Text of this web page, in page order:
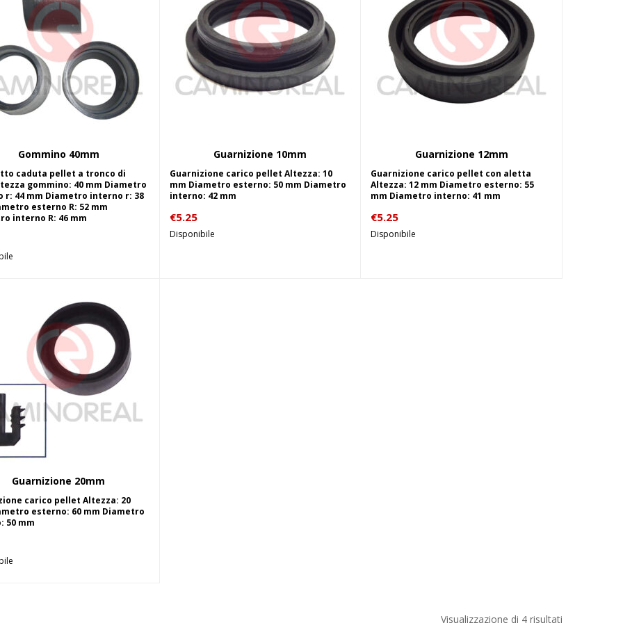
Aggiungi al carrello
Gommino 40mm
caduta pellet a tronco di
gommino: 40 mm Diametro
r: 44 mm Diametro interno r: 38
esterno R: 52 mm
interno R: 46 mm
Aggiungi al carrello
Guarnizione 10mm
Guarnizione carico pellet Altezza: 10
mm Diametro esterno: 50 mm Diametro
interno: 42 mm
€5.25
Disponibile
Aggiungi al carrello
Guarnizione 12mm
Guarnizione carico pellet con aletta
Altezza: 12 mm Diametro esterno: 55
mm Diametro interno: 41 mm
€5.25
Disponibile
Aggiungi al carrello
Guarnizione 20mm
carico pellet Altezza: 20
esterno: 60 mm Diametro
50 mm
Visualizzazione di 4 risultati